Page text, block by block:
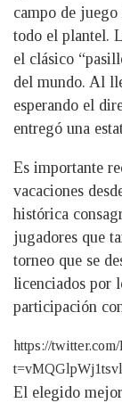
campo de
todo el plantel.
el clásico
del mundo. Al
esperando el
entregó una
Es importante
vacaciones
histórica
jugadores que
torneo que se
licenciados por
participación
https://
El elegido